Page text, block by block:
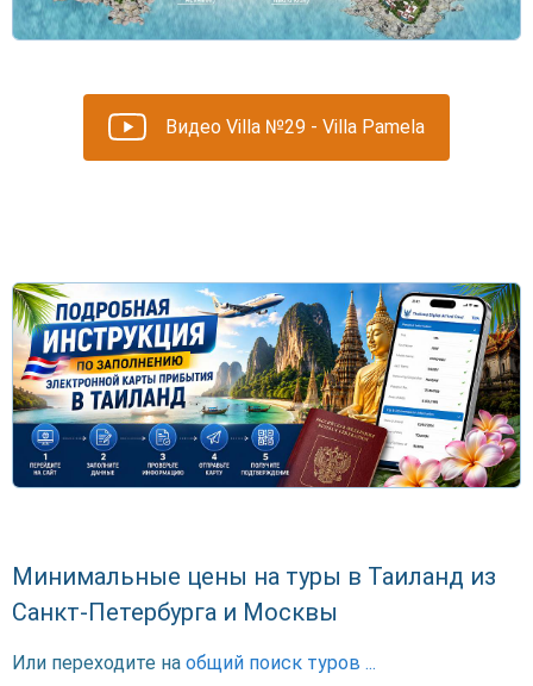
Видео Villa №29 - Villa Pamela
Минимальные цены на туры в Таиланд из
Санкт-Петербурга и Москвы
Или переходите на общий поиск туров ...